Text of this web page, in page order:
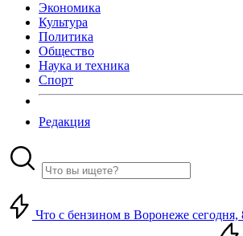
Экономика
Культура
Политика
Общество
Наука и техника
Спорт
Редакция
Что с бензином в Воронеже сегодня,